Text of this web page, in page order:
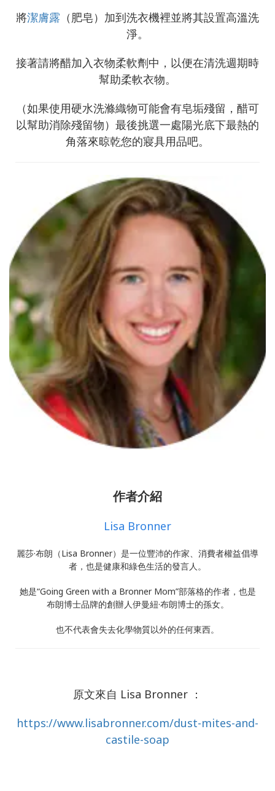
將潔膚露 （肥皂）加到洗衣機裡並將其設置高溫洗
淨。
接著請將醋加入衣物柔軟劑中，以便在清洗週期時
幫助柔軟衣物。
（如果使用硬水洗滌織物可能會有皂垢殘留，醋可
以幫助消除殘留物）最後挑選一處陽光底下最熱的
角落來晾乾您的寢具用品吧。
作者介紹
Lisa Bronner
麗莎·布朗（Lisa Bronner）是一位豐沛的作家、消費者權益倡導
者，也是健康和綠色生活的發言人。
她是“Going Green with a Bronner Mom”部落格的作者，也是
布朗博士品牌的創辦人伊曼紐·布朗博士的孫女。
也不代表會失去化學物質以外的任何東西。
原文來自 Lisa Bronner ：
https://www.lisabronner.com/dust-mites-and-
castile-soap